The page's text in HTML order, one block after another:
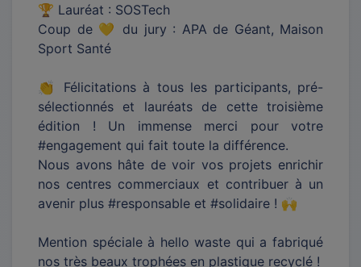
🏆 Lauréat : SOSTech
Coup de 💛 du jury : APA de Géant, Maison
Sport Santé
👏 Félicitations à tous les participants, pré-
sélectionnés et lauréats de cette troisième
édition ! Un immense merci pour votre
#engagement qui fait toute la différence.
Nous avons hâte de voir vos projets enrichir
nos centres commerciaux et contribuer à un
avenir plus #responsable et #solidaire ! 🙌
Mention spéciale à hello waste qui a fabriqué
nos très beaux trophées en plastique recyclé !